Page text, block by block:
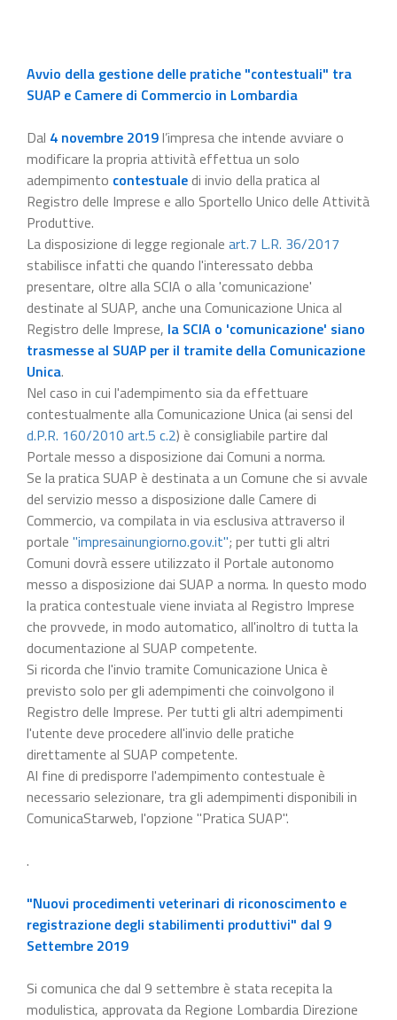
Avvio della gestione delle pratiche "contestuali" tra
SUAP e Camere di Commercio in Lombardia
Dal 4 novembre 2019l’impresa che intende avviare o
modificare la propria attività effettua un solo
adempimento contestualedi invio della pratica al
Registro delle Imprese e allo Sportello Unico delle Attività
Produttive.
La disposizione di legge regionale art.7 L.R. 36/2017
stabilisce infatti che quando l'interessato debba
presentare, oltre alla SCIA o alla 'comunicazione'
destinate al SUAP, anche una Comunicazione Unica al
Registro delle Imprese, la SCIA o 'comunicazione' siano
trasmesse al SUAP per il tramite della Comunicazione
Unica.
Nel caso in cui l'adempimento sia da effettuare
contestualmente alla Comunicazione Unica (ai sensi del
d.P.R. 160/2010 art.5 c.2) è consigliabile partire dal
Portale messo a disposizione dai Comuni a norma.
Se la pratica SUAP è destinata a un Comune che si avvale
del servizio messo a disposizione dalle Camere di
Commercio, va compilata in via esclusiva attraverso il
portale "impresainungiorno.gov.it"; per tutti gli altri
Comuni dovrà essere utilizzato il Portale autonomo
messo a disposizione dai SUAP a norma. In questo modo
la pratica contestuale viene inviata al Registro Imprese
che provvede, in modo automatico, all'inoltro di tutta la
documentazione al SUAP competente.
Si ricorda che l'invio tramite Comunicazione Unica è
previsto solo per gli adempimenti che coinvolgono il
Registro delle Imprese. Per tutti gli altri adempimenti
l'utente deve procedere all'invio delle pratiche
direttamente al SUAP competente.
Al fine di predisporre l'adempimento contestuale è
necessario selezionare, tra gli adempimenti disponibili in
ComunicaStarweb, l'opzione "Pratica SUAP".
.
"Nuovi procedimenti veterinari di riconoscimento e
registrazione degli stabilimenti produttivi" dal 9
Settembre 2019
Si comunica che dal 9 settembre è stata recepita la
modulistica, approvata da Regione Lombardia Direzione